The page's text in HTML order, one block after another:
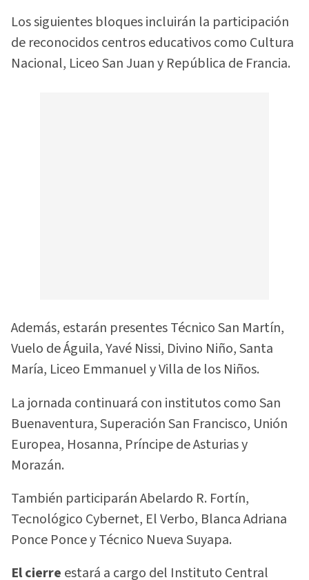
Los siguientes bloques incluirán la participación
de reconocidos centros educativos como Cultura
Nacional, Liceo San Juan y República de Francia.
Además, estarán presentes Técnico San Martín,
Vuelo de Águila, Yavé Nissi, Divino Niño, Santa
María, Liceo Emmanuel y Villa de los Niños.
La jornada continuará con institutos como San
Buenaventura, Superación San Francisco, Unión
Europea, Hosanna, Príncipe de Asturias y
Morazán.
También participarán Abelardo R. Fortín,
Tecnológico Cybernet, El Verbo, Blanca Adriana
Ponce Ponce y Técnico Nueva Suyapa.
El cierre estará a cargo del Instituto Central